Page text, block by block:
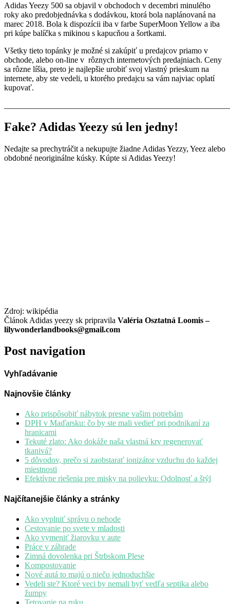
Adidas Yeezy 500 sa objavil v obchodoch v decembri minulého
roky ako predobjednávka s dodávkou, ktorá bola naplánovaná na
marec 2018. Bola k dispozícii iba v farbe SuperMoon Yellow a iba
pri kúpe balíčka s mikinou s kapucňou a šortkami.
Všetky tieto topánky je možné si zakúpiť u predajcov priamo v
obchode, alebo on-line v rôznych internetových predajniach. Ceny
sa rôzne líšia, preto je najlepšie urobiť svoj vlastný prieskum na
internete, aby ste vedeli, u ktorého predajcu sa vám najviac oplatí
kupovať.
Fake? Adidas Yeezy sú len jedny!
Nedajte sa prechytráčit a nekupujte žiadne Adidas Yezzy, Yeez alebo
obdobné neoriginálne kúsky. Kúpte si Adidas Yeezy!
Zdroj: wikipédia
Článok Adidas yeezy sk pripravila Valéria Osztatná Loomis –
lilywonderlandbooks@gmail.com
Post navigation
Vyhľadávanie
Najnovšie články
Ako prispôsobiť nábytok presne vašim potrebám
DPH v Maďarsku: čo by ste mali vedieť pri podnikaní za
hranicami
Tekuté zlato: Ako dokáže naša vlastná krv regenerovať
tkanivá?
5 dôvodov, prečo si zaobstarať ionizátor vzduchu do každej
miestnosti
Efektívne riešenia pre misky na polievku: Odolnosť a štýl
Najčítanejšie články a stránky
Ako vyplniť správu o nehode
Cestovanie po svete v mladosti
Ako vymeniť žiarovku v aute
Práce v záhrade
Zimná dovolenka pri Štrbskom Plese
Kompostovanie
Nové autá to majú o niečo jednoduchšie
Vedeli ste? Ktoré veci by nemali byť vedľa septika alebo
žumpy
Tetovanie na ruku